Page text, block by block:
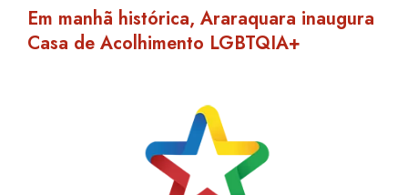
Em manhã histórica, Araraquara inaugura